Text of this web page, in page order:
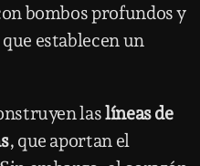
bombos profundos y
establecen un
laslíneas de
, que aportan el